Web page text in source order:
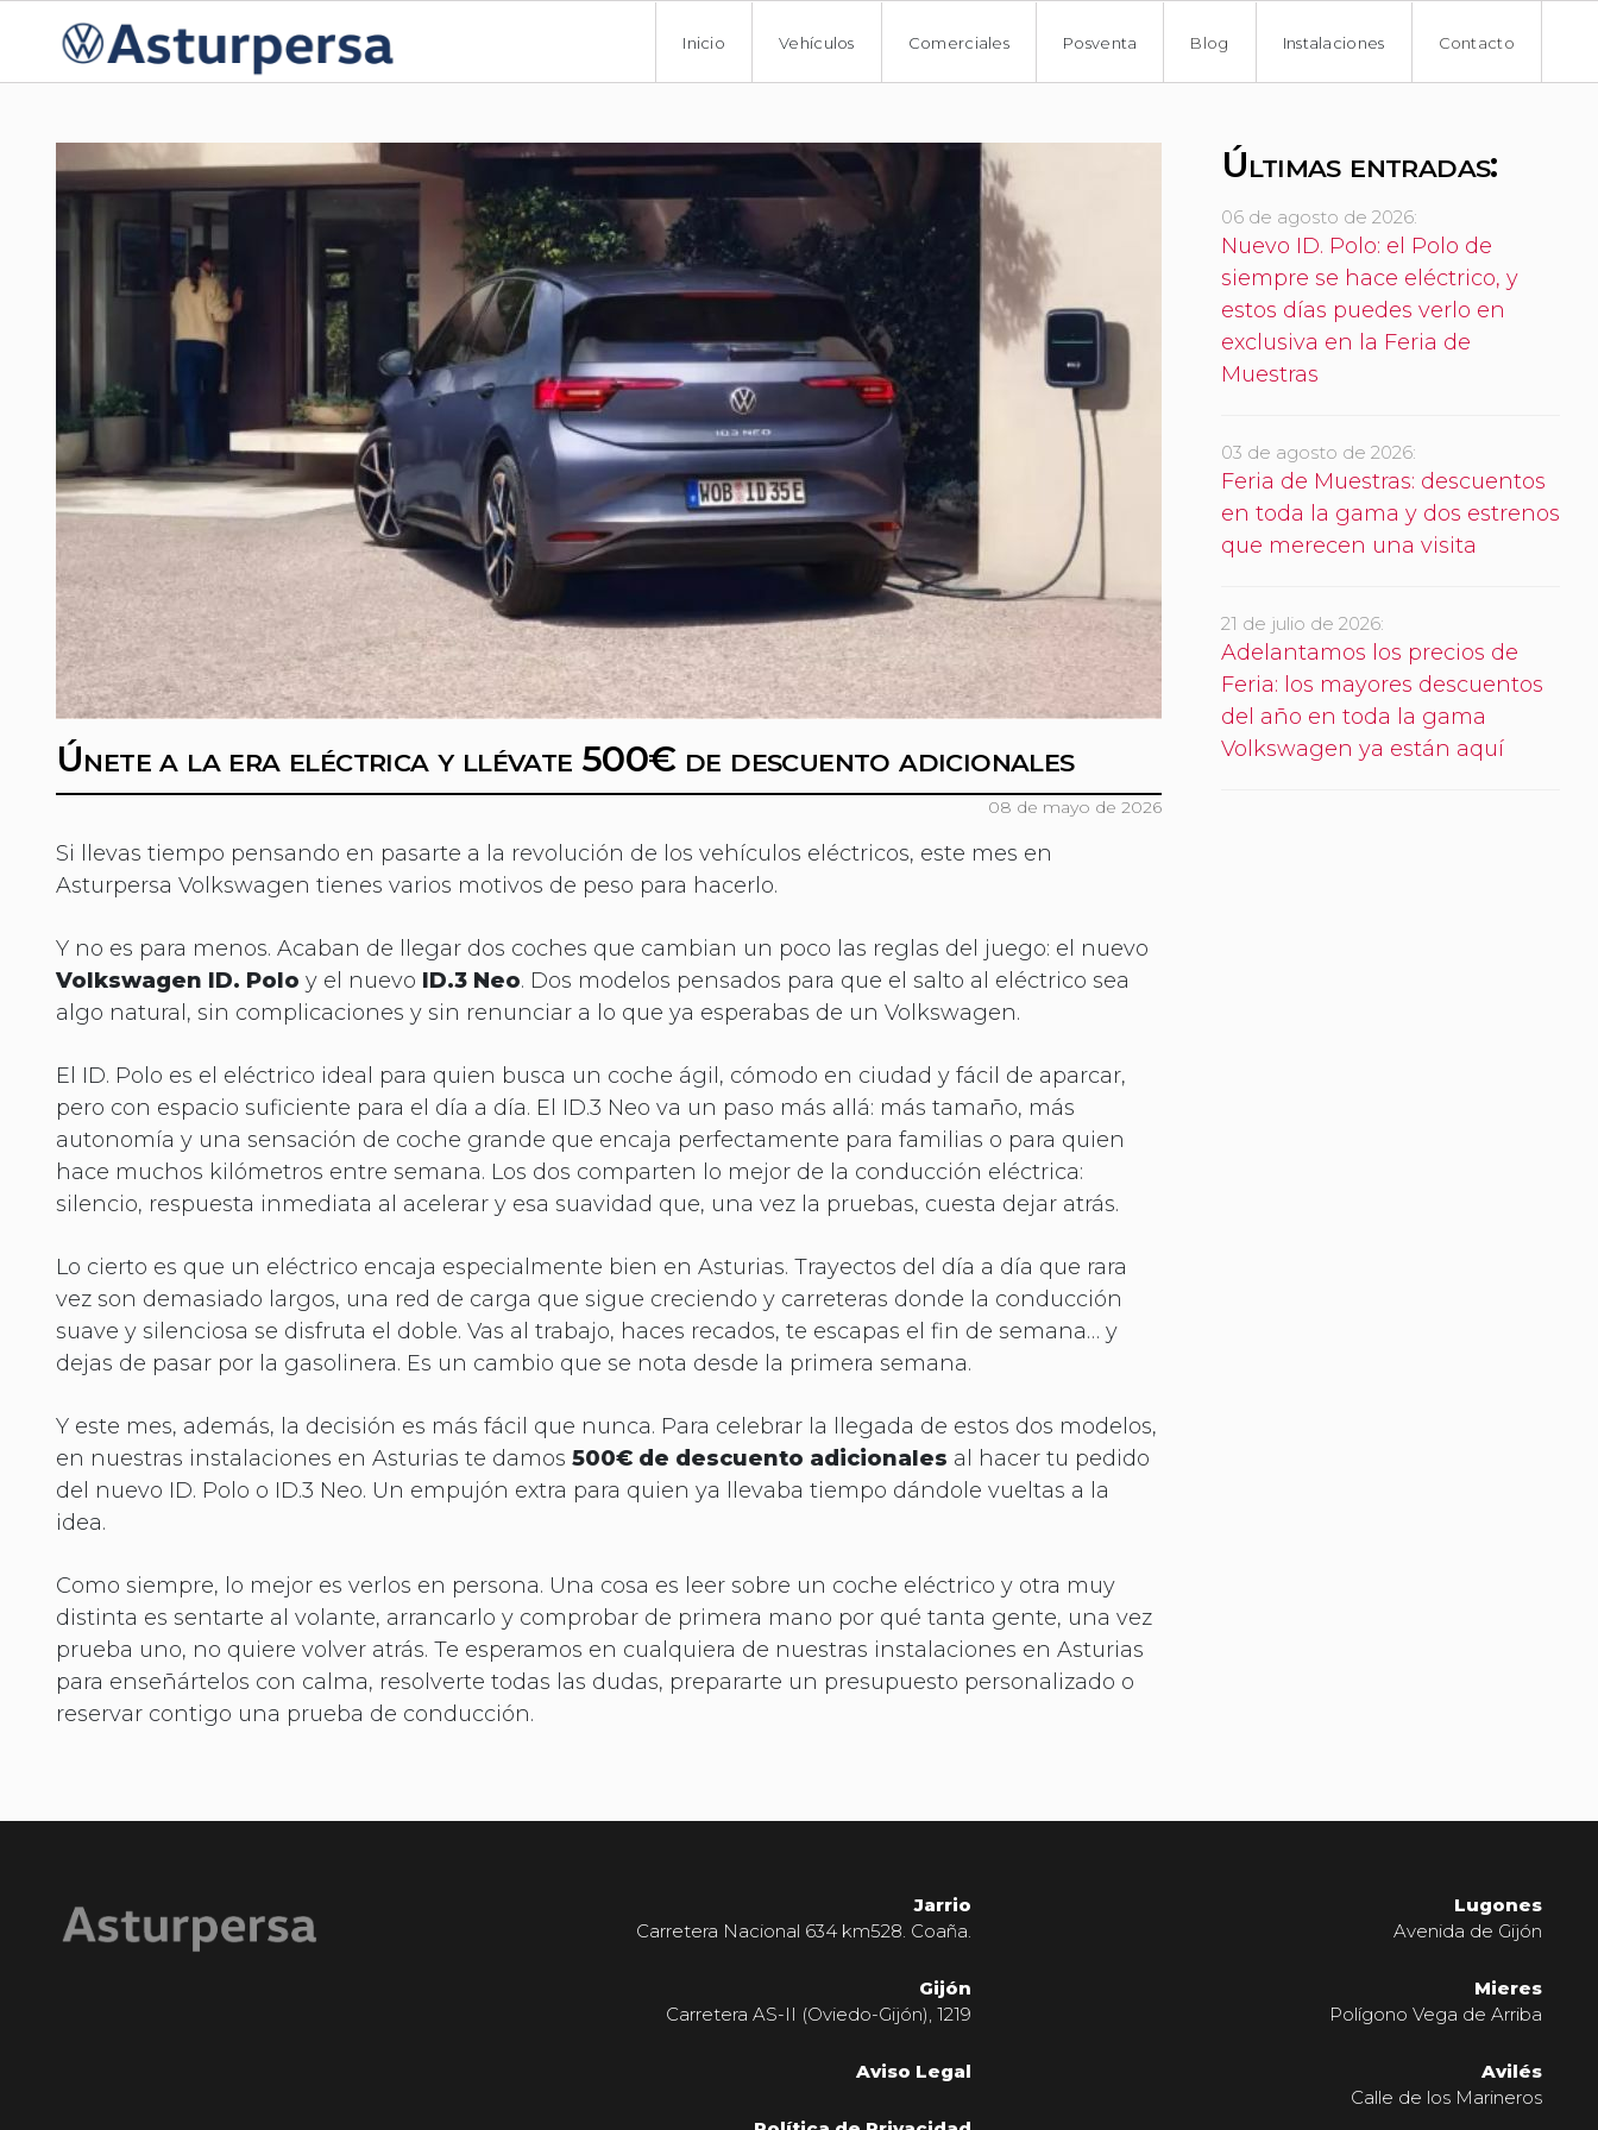
Inicio Vehículos Comerciales Posventa Blog Instalaciones Contacto
Únete a la era eléctrica y llévate 500€ de descuento adicionales
08 de mayo de 2026
Si llevas tiempo pensando en pasarte a la revolución de los vehículos eléctricos, este mes en
Asturpersa Volkswagen tienes varios motivos de peso para hacerlo.
Y no es para menos. Acaban de llegar dos coches que cambian un poco las reglas del juego: el nuevo
Volkswagen ID. Polo y el nuevo ID.3 Neo. Dos modelos pensados para que el salto al eléctrico sea
algo natural, sin complicaciones y sin renunciar a lo que ya esperabas de un Volkswagen.
El ID. Polo es el eléctrico ideal para quien busca un coche ágil, cómodo en ciudad y fácil de aparcar,
pero con espacio suficiente para el día a día. El ID.3 Neo va un paso más allá: más tamaño, más
autonomía y una sensación de coche grande que encaja perfectamente para familias o para quien
hace muchos kilómetros entre semana. Los dos comparten lo mejor de la conducción eléctrica:
silencio, respuesta inmediata al acelerar y esa suavidad que, una vez la pruebas, cuesta dejar atrás.
Lo cierto es que un eléctrico encaja especialmente bien en Asturias. Trayectos del día a día que rara
vez son demasiado largos, una red de carga que sigue creciendo y carreteras donde la conducción
suave y silenciosa se disfruta el doble. Vas al trabajo, haces recados, te escapas el fin de semana… y
dejas de pasar por la gasolinera. Es un cambio que se nota desde la primera semana.
Y este mes, además, la decisión es más fácil que nunca. Para celebrar la llegada de estos dos modelos,
en nuestras instalaciones en Asturias te damos 500€ de descuento adicionales al hacer tu pedido
del nuevo ID. Polo o ID.3 Neo. Un empujón extra para quien ya llevaba tiempo dándole vueltas a la
idea.
Como siempre, lo mejor es verlos en persona. Una cosa es leer sobre un coche eléctrico y otra muy
distinta es sentarte al volante, arrancarlo y comprobar de primera mano por qué tanta gente, una vez
prueba uno, no quiere volver atrás. Te esperamos en cualquiera de nuestras instalaciones en Asturias
para enseñártelos con calma, resolverte todas las dudas, prepararte un presupuesto personalizado o
reservar contigo una prueba de conducción.
Últimas entradas:
06 de agosto de 2026:
Nuevo ID. Polo: el Polo de
siempre se hace eléctrico, y
estos días puedes verlo en
exclusiva en la Feria de
Muestras
03 de agosto de 2026:
Feria de Muestras: descuentos
en toda la gama y dos estrenos
que merecen una visita
21 de julio de 2026:
Adelantamos los precios de
Feria: los mayores descuentos
del año en toda la gama
Volkswagen ya están aquí
Jarrio
Carretera Nacional 634 km528. Coaña.
Gijón
Carretera AS-II (Oviedo-Gijón), 1219
Aviso Legal
Lugones
Avenida de Gijón
Mieres
Polígono Vega de Arriba
Avilés
Calle de los Marineros